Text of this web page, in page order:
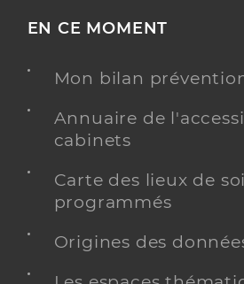
EN CE MOMENT
Mon bilan
Annuaire de
cabinets
Carte des lieux de
programmés
Origines des